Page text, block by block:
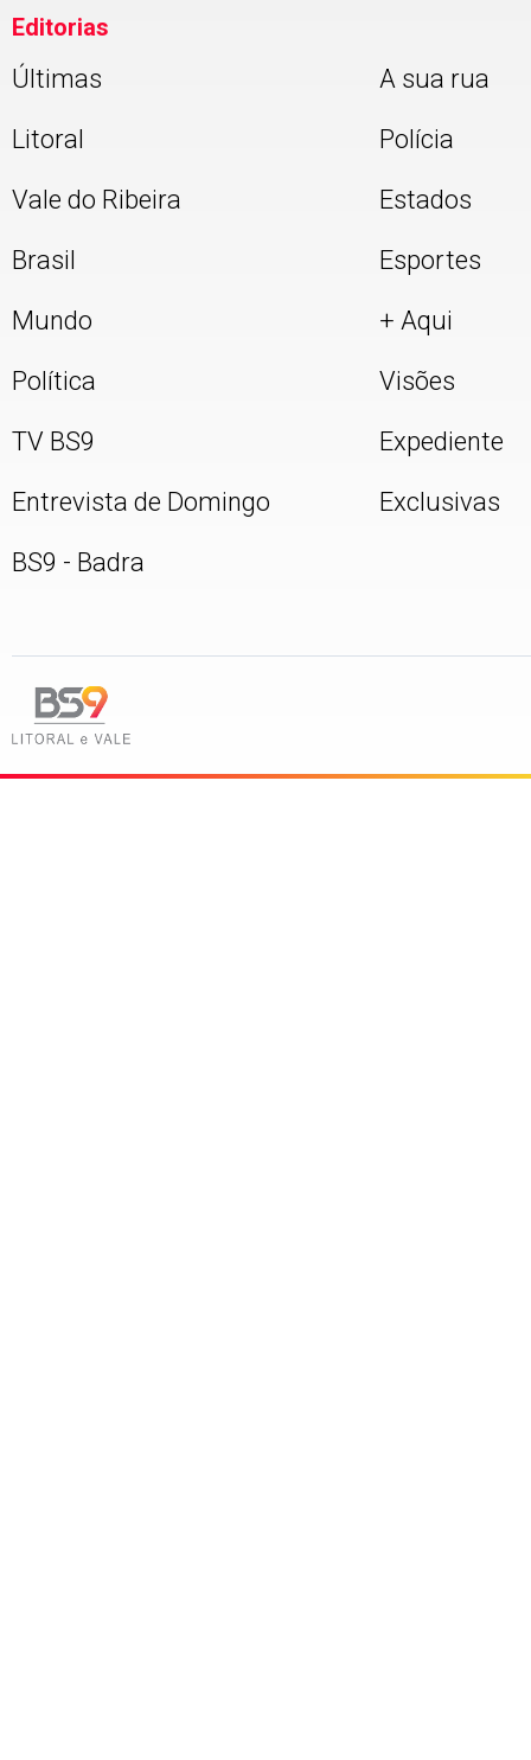
Editorias
Últimas
Litoral
Vale do Ribeira
Brasil
Mundo
Política
TV BS9
Entrevista de Domingo
BS9 - Badra
A sua rua
Polícia
Estados
Esportes
+ Aqui
Visões
Expediente
Exclusivas